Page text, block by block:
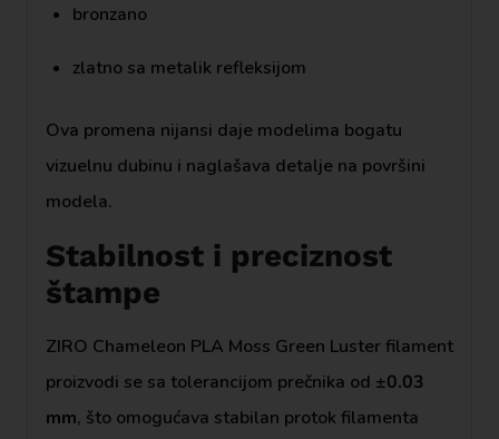
bronzano
zlatno sa metalik refleksijom
Ova promena nijansi daje modelima bogatu
vizuelnu dubinu i naglašava detalje na površini
modela.
Stabilnost i preciznost
štampe
ZIRO Chameleon PLA Moss Green Luster filament
proizvodi se sa tolerancijom prečnika od ±0.03
mm, što omogućava stabilan protok filamenta